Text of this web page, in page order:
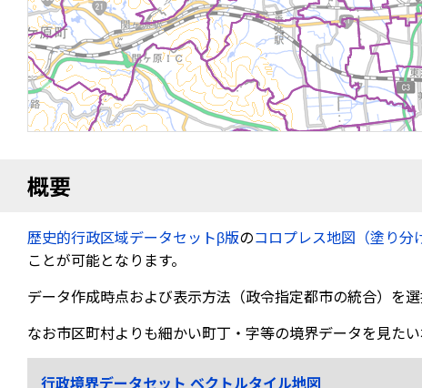
概要
歴史的行政区域データセットβ版のコロプレス地図（塗り分
ことが可能となります。
データ作成時点および表示方法（政令指定都市の統合）を選
なお市区町村よりも細かい町丁・字等の境界データを見た
行政境界データセット ベクトルタイル地図